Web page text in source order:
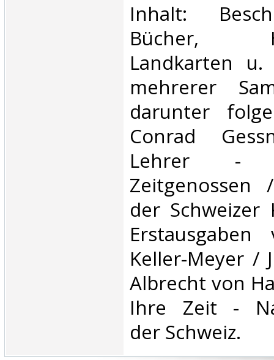
‎Inhalt:
Bücher,
Landkarten u.
mehrerer
darunter
Conrad
Lehrer -
Zeitgenossen
der Schweizer
Keller-Meyer /
Albrecht von
Ihre Zeit -
der Schweiz. ‎